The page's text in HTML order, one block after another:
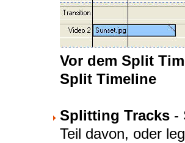
Vor dem Split
Split Timeline
Splitting Tracks -
Teil davon, oder